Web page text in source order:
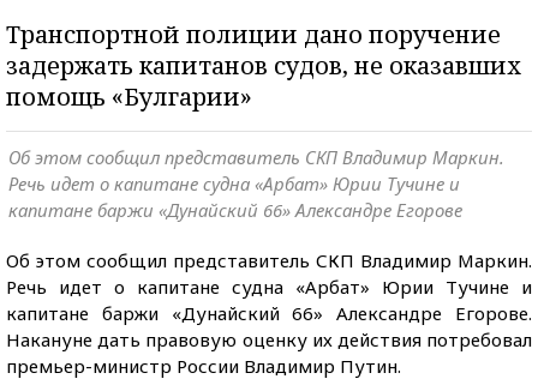
Транспортной полиции дано поручение
задержать капитанов судов, не оказавших
помощь «Булгарии»
Об этом сообщил представитель СКП Владимир Маркин.
Речь идет о капитане судна «Арбат» Юрии Тучине и
капитане баржи «Дунайский 66» Александре Егорове
Об этом сообщил представитель СКП Владимир Маркин.
Речь идет о капитане судна «Арбат» Юрии Тучине и
капитане баржи «Дунайский 66» Александре Егорове.
Накануне дать правовую оценку их действия потребовал
премьер-министр России Владимир Путин.